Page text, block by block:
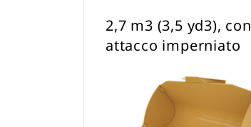
2,7 m3 (3,5 yd3), con
attacco imperniato